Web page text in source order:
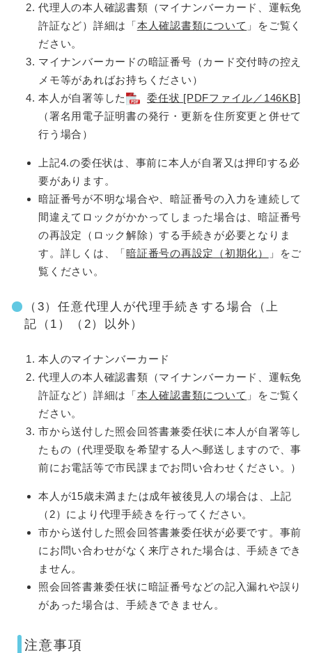
代理人の本人確認書類（マイナンバーカード、運転免
許証など）詳細は「本人確認書類について 」をご覧く
ださい。
マイナンバーカードの暗証番号（カード交付時の控え
メモ等があればお持ちください）
本人が自署等した
委任状 [PDFファイル／146KB]
（署名用電子証明書の発行・更新を住所変更と併せて
行う場合）
上記4.の委任状は、事前に本人が自署又は押印する必
要があります。
暗証番号が不明な場合や、暗証番号の入力を連続して
間違えてロックがかかってしまった場合は、暗証番号
の再設定（ロック解除）する手続きが必要となりま
す。詳しくは、「暗証番号の再設定（初期化）
」をご
覧ください。
（3）任意代理人が代理手続きする場合（上
記（1）（2）以外）
本人のマイナンバーカード
代理人の本人確認書類（マイナンバーカード、運転免
許証など）詳細は「本人確認書類について 」をご覧く
ださい。
市から送付した照会回答書兼委任状に本人が自署等し
たもの（代理受取を希望する人へ郵送しますので、事
前にお電話等で市民課までお問い合わせください。）
本人が15歳未満または成年被後見人の場合は、上記
（2）により代理手続きを行ってください。
市から送付した照会回答書兼委任状が必要です。事前
にお問い合わせがなく来庁された場合は、手続きでき
ません。
照会回答書兼委任状に暗証番号などの記入漏れや誤り
があった場合は、手続きできません。
注意事項